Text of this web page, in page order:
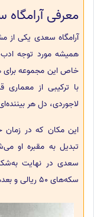
معرفی
آرامگاه سعدی یکی از
همیشه مورد توجه
خاص این مجموعه برای
با ترکیبی از
لاجوردی، دل هر
این مکان که در
تبدیل به مقبره او
سعدی در نهایت
سکه‌های 50 ریالی و بعدها روی اسکناس‌های 100 هزار ریالی نقش بست.